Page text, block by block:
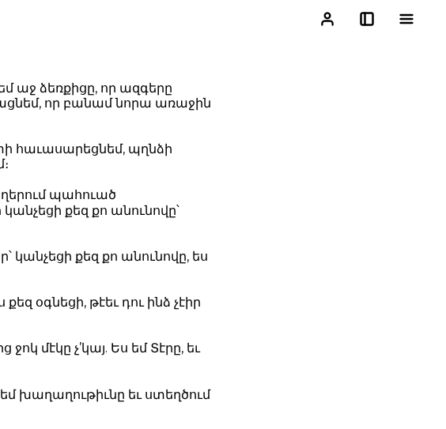
եմ աջ ձեռքիցը, որ ազգերը
որ բանամ նորա առաջին
հաւասարեցնեմ, պղնձի
պահուած
քեզ քո անունովը՝
կանչեցի քեզ քո անունովը, ես
քեզ օգնեցի, թէեւ դու ինձ չէիր
մէկը չ’կայ. Ես եմ Տէրը, եւ
խաղաղութիւնը եւ ստեղծում